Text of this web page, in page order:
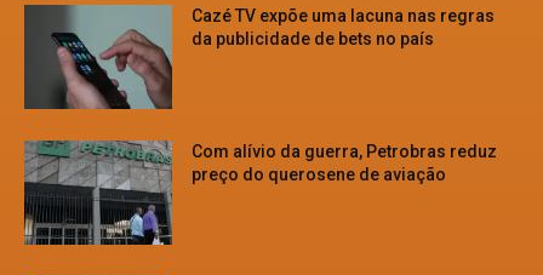
Cazé TV expõe uma lacuna nas regras
da publicidade de bets no país
Com alívio da guerra, Petrobras reduz
preço do querosene de aviação